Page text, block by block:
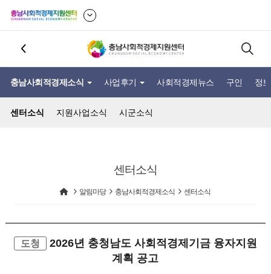
충남사회적경제소식 사업후기 사회적경제뉴스 구인 정
센터소식 지원사업소식 시군소식
센터소식
알림마당 충남사회적경제소식 센터소식
도청
2026년 충청남도 사회적경제기금 융자지원
계획 공고